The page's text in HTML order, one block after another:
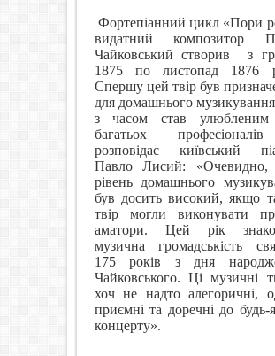
Фортепіанний цикл «Пори
видатний композитор
Чайковський створив
з
1875 по листопад 1876
Спершу цей твір був
для домашнього
з часом став улюбленим
багатьох
розповідає київський
Павло Лисий: «Очевидно,
рівень домашнього
був досить високий, якщо
твір могли виконувати
аматори. Цей рік
музична громадськість
175 років з дня
Чайковського. Ці музичні
хоч не надто алегоричні,
приємні та доречні до будь-
концерту».